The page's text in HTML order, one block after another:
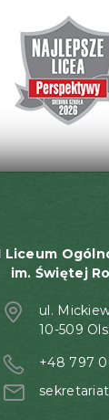
Liceum
im. Świętej
ul.
10-509
+48 797